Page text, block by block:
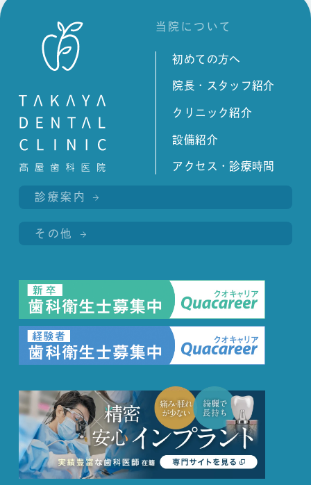
当院について
初めての方へ
院長・スタッフ紹介
クリニック紹介
設備紹介
アクセス・診療時間
診療案内
その他